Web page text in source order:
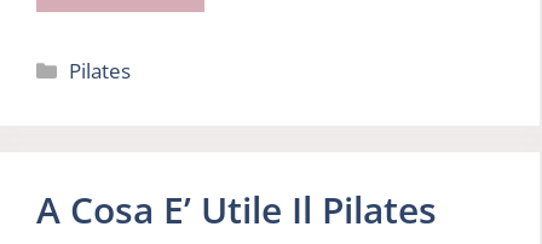
Categorie
Pilates
A Cosa E’ Utile Il Pilates